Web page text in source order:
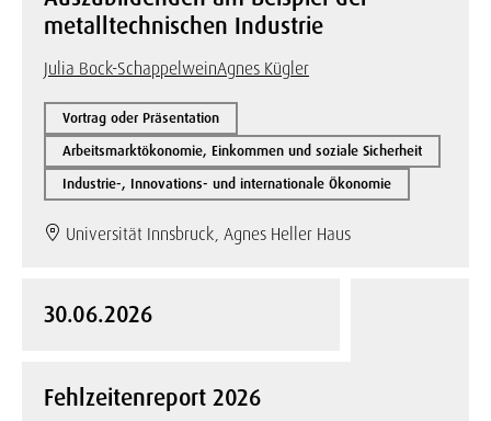
metalltechnischen Industrie
Julia Bock-SchappelweinAgnes Kügler
Vortrag oder Präsentation
Arbeitsmarktökonomie, Einkommen und soziale Sicherheit
Industrie-, Innovations- und internationale Ökonomie
Universität Innsbruck, Agnes Heller Haus
30.06.2026
Fehlzeitenreport 2026